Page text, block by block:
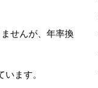
せんが、年率換
ます。